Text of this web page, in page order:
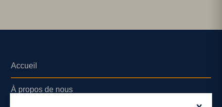
Accueil
À propos de nous